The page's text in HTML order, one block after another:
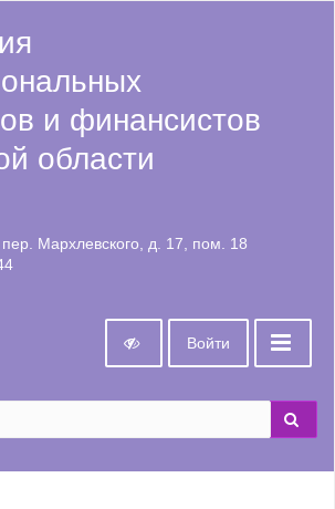
и финансистов
области
Мархлевского, д. 17, пом. 18
Войти